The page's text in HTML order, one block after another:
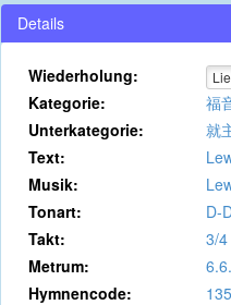
Details
Wiederholung:
Kategorie:
福
Unterkategorie:
就
Text:
Musik:
Tonart:
D-
Takt:
3/4
Metrum:
Hymnencode: